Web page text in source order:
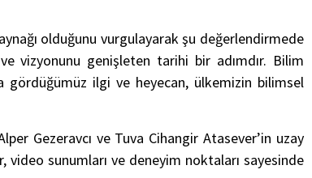
olduğunu vurgulayarak şu değerlendirmede
vizyonunu genişleten tarihi bir adımdır. Bilim
gördüğümüz ilgi ve heyecan, ülkemizin bilimsel
Gezeravcı ve Tuva Cihangir Atasever’in uzay
sunumları ve deneyim noktaları sayesinde